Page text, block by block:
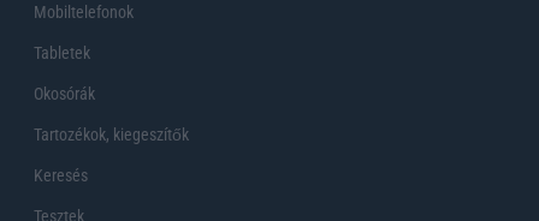
Mobiltelefonok
Tabletek
Okosórák
Tartozékok, kiegeszítők
Keresés
Tesztek